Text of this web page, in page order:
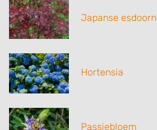
Japanse esdoorn
Hortensia
Passiebloem